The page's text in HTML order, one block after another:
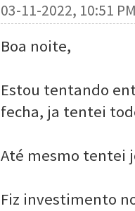
03-11-2022, 10:51
Boa noite,
Estou tentando
fecha, ja tentei
Até mesmo tentei
Fiz investimento